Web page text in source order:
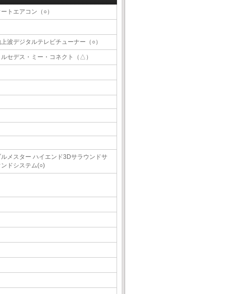
トエアコン（○）
波デジタルテレビチューナー（○）
セデス・ミー・コネクト（△）
メスター ハイエンド3Dサラウンドサ
ドシステム(○)